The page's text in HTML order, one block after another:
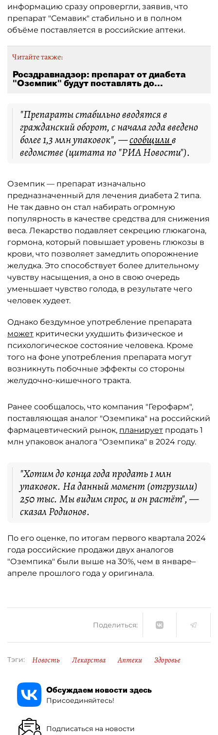
информацию сразу опровергли, заявив, что
препарат "Семавик" стабильно и в полном
объёме поставляется в российские аптеки.
Читайте также:
Росздравнадзор: препарат от диабета
"Оземпик" будут поставлять до...
"Препараты стабильно вводятся в
гражданский оборот, с начала года введено
более 1,3 млн упаковок", —сообщилив
ведомстве (цитата по "РИА Новости").
Оземпик — препарат изначально
предназначенный для лечения диабета 2 типа.
Не так давно он стал набирать огромную
популярность в качестве средства для снижения
веса. Лекарство подавляет секрецию глюкагона,
гормона, который повышает уровень глюкозы в
крови, что позволяет замедлить опорожнение
желудка. Это способствует более длительному
чувству насыщения, а оно в свою очередь
уменьшает чувство голода, в результате чего
человек худеет.
Однако бездумное употребление препарата
может критически ухудшить физическое и
психологическое состояние человека. Кроме
того на фоне употребления препарата могут
возникнуть побочные эффекты со стороны
желудочно-кишечного тракта.
Ранее сообщалось, что компания "Герофарм",
поставляющая аналог "Оземпика" на российский
фармацевтический рынок, планирует продать 1
млн упаковок аналога "Оземпика" в 2024 году.
"Хотим до конца года продать 1 млн
упаковок. На данный момент (отгрузили)
250 тыс. Мы видим спрос, и он растёт", —
сказал Родионов.
По его оценке, по итогам первого квартала 2024
года российские продажи двух аналогов
"Оземпика" были выше на 30%, чем в январе–
апреле прошлого года у оригинала.
Поделиться:
Тэги: Новость Лекарства Аптеки Здоровье
Обсуждаем новости здесь
Присоединяйтесь!
Подписаться на новости